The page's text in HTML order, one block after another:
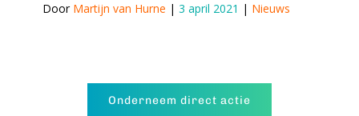
Door Martijn van Hurne | 3 april 2021 | Nieuws
Onderneem direct actie